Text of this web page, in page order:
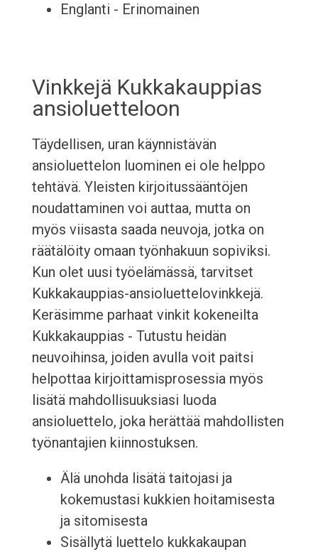
Englanti - Erinomainen
Vinkkejä Kukkakauppias
ansioluetteloon
Täydellisen, uran käynnistävän
ansioluettelon luominen ei ole helppo
tehtävä. Yleisten kirjoitussääntöjen
noudattaminen voi auttaa, mutta on
myös viisasta saada neuvoja, jotka on
räätälöity omaan työnhakuun sopiviksi.
Kun olet uusi työelämässä, tarvitset
Kukkakauppias-ansioluettelovinkkejä.
Keräsimme parhaat vinkit kokeneilta
Kukkakauppias - Tutustu heidän
neuvoihinsa, joiden avulla voit paitsi
helpottaa kirjoittamisprosessia myös
lisätä mahdollisuuksiasi luoda
ansioluettelo, joka herättää mahdollisten
työnantajien kiinnostuksen.
Älä unohda lisätä taitojasi ja
kokemustasi kukkien hoitamisesta
ja sitomisesta
Sisällytä luettelo kukkakaupan